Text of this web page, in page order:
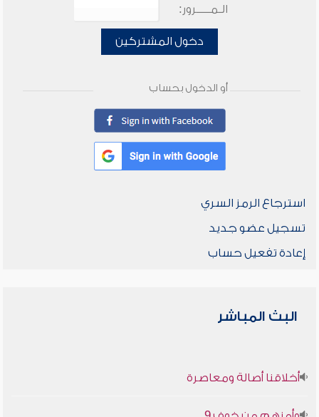
الـمـــــرور:
دخول المشتركين
أو الدخول بحساب
استرجاع الرمز السري
تسجيل عضو جديد
إعادة تفعيل حساب
البث المباشر
أخلاقنا أصالة ومعاصرة